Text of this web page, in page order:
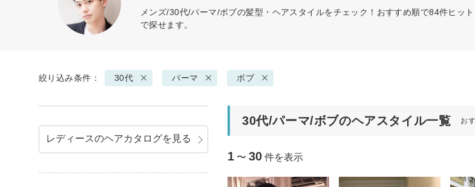
メンズ/30代/パーマ/ボブの髪型・ヘアスタイルをチェック！おすすめ順で84件ヒッ
で探せます。
絞り込み条件： 30代 パーマ ボブ
30代/パーマ/ボブのヘアスタイル一覧 お
1 〜 30 件を表示
レディースのヘアカタログを見る